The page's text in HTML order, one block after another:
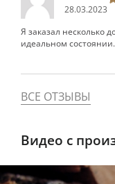
28.03.2023
Я заказал несколько
идеальном
ВСЕ ОТЗЫВЫ
Видео с